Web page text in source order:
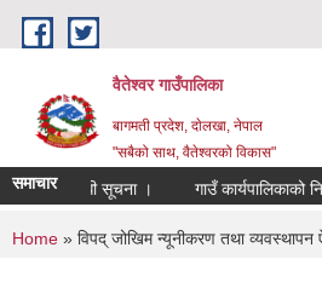
Skip to main content
वैतेश्वर गाउँपालिका
बागमती प्रदेश, दाेलखा, नेपाल
"सबैको साथ, वैतेश्वरको विकास"
समाचार
सम्बन्धी सूचना । गाउँ कार्यपालिकाको
You are here
Home » विपद् जोखिम न्यूनीकरण तथा